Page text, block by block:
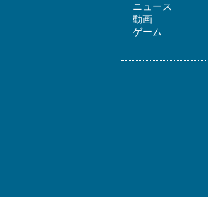
ニュース
動画
ゲーム